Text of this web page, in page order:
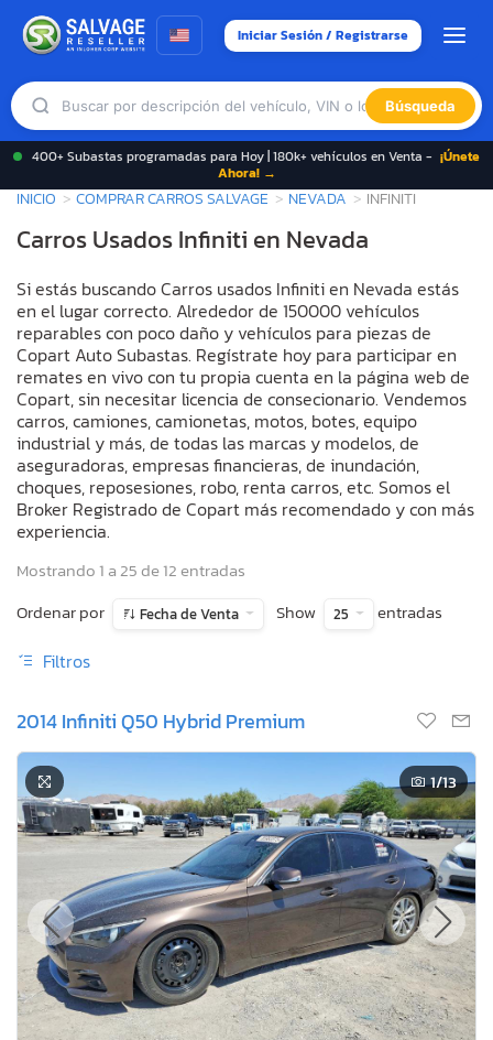
Iniciar Sesión / Registrarse
Búsqueda
400+ Subastas programadas para Hoy | 180k+ vehículos en Venta - ¡Únete
Ahora! →
INICIO COMPRAR CARROS SALVAGE NEVADA INFINITI
Carros Usados Infiniti en Nevada
Si estás buscando Carros usados Infiniti en Nevada estás
en el lugar correcto. Alrededor de 150000 vehículos
reparables con poco daño y vehículos para piezas de
Copart Auto Subastas. Regístrate hoy para participar en
remates en vivo con tu propia cuenta en la página web de
Copart, sin necesitar licencia de consecionario. Vendemos
carros, camiones, camionetas, motos, botes, equipo
industrial y más, de todas las marcas y modelos, de
aseguradoras, empresas financieras, de inundación,
choques, reposesiones, robo, renta carros, etc. Somos el
Broker Registrado de Copart más recomendado y con más
experiencia.
Mostrando 1 a 25 de 12 entradas
Ordenar por
Fecha de Venta Show 25 entradas
Filtros
2014 Infiniti Q50 Hybrid Premium
1/13